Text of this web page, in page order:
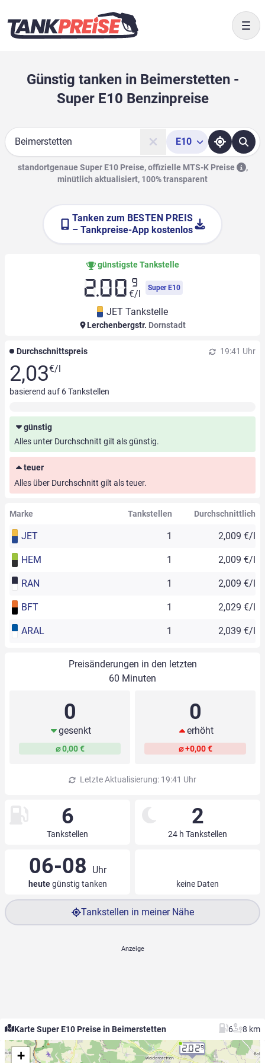
Günstig tanken in Beimerstetten -
Super E10 Benzinpreise
Suche
E10
standortgenaue Super E10 Preise, offizielle MTS-K Preise
,
minütlich aktualisiert, 100% transparent
Tanken zum BESTEN PREIS
– Tankpreise-App kostenlos
günstigste Tankstelle
2.00 9
€/l
Super E10
JET Tankstelle
Lerchenbergstr. Dornstadt
Durchschnittspreis 19:41 Uhr
2,03€/l
basierend auf 6Tankstellen
günstig
Alles unter Durchschnitt gilt als günstig.
teuer
Alles über Durchschnitt gilt als teuer.
Marke Tankstellen Durchschnittlich
JET 1 2,009 €/l
HEM 1 2,009 €/l
RAN 1 2,009 €/l
BFT 1 2,029 €/l
ARAL 1 2,039 €/l
Preisänderungen in den letzten
60 Minuten
0
gesenkt
⌀ 0,00 €
0
erhöht
⌀ +0,00 €
Letzte Aktualisierung: 19:41 Uhr
6
Tankstellen
2
24 h Tankstellen
06-08 Uhr
heutegünstig tanken keine Daten
Tankstellen in meiner Nähe
Karte Super E10 Preise in Beimerstetten 6 8 km
2.029
+